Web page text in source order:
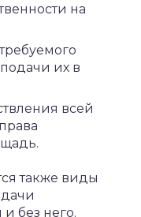
на
их в
всей
также виды
без него.